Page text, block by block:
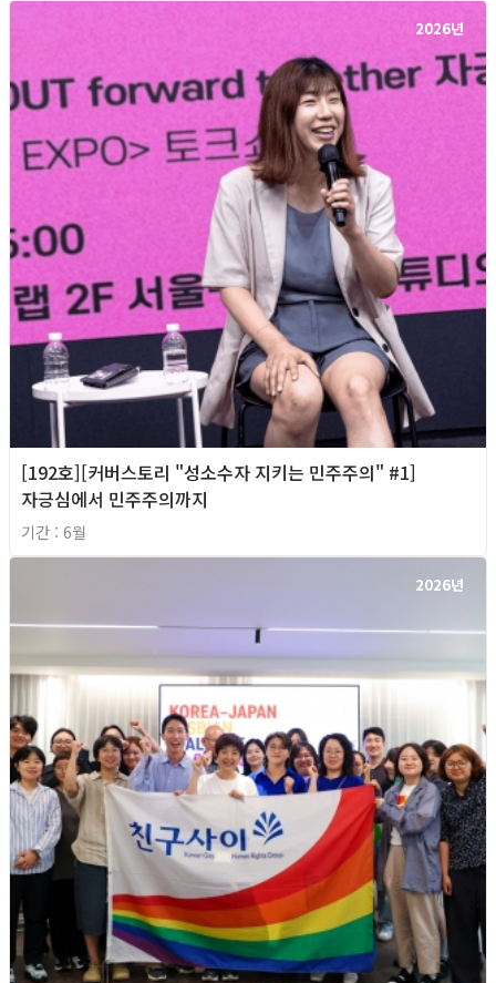
2026년
[192호][커버스토리 "성소수자 지키는 민주주의" #1]
자긍심에서 민주주의까지
기간 : 6월
2026년